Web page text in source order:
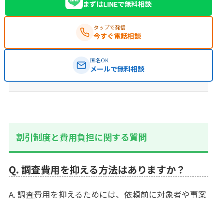
まずはLINEで無料相談
タップで発信
今すぐ電話相談
匿名OK
メールで無料相談
割引制度と費用負担に関する質問
Q. 調査費用を抑える方法はありますか？
A. 調査費用を抑えるためには、依頼前に対象者や事案